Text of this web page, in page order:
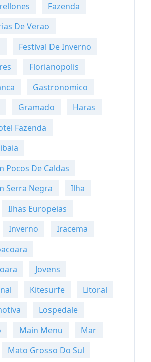
Fazenda
De Verao
Festival De Inverno
Florianopolis
Gastronomico
Gramado
Haras
Fazenda
Pocos De Caldas
Serra Negra
Ilha
Ilhas Europeias
Inverno
Iracema
Jovens
Kitesurfe
Litoral
Lospedale
Main Menu
Mar
Mato Grosso Do Sul